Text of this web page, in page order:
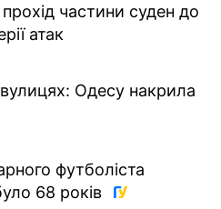
частини суден до
атак
вулицях: Одесу накрила
футболіста
68 років